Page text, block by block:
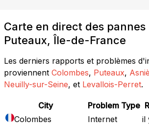
Carte en direct des pannes
Puteaux, Île-de-France
Les derniers rapports et problèmes
proviennent Colombes, Puteaux,
Neuilly-sur-Seine, et Levallois-Perret.
City Problem Type
Colombes
Internet
il